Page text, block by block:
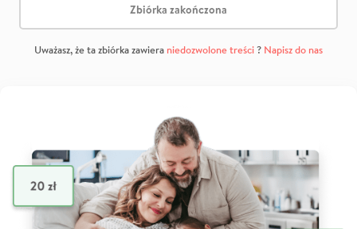
Zbiórka zakończona
Uważasz, że ta zbiórka zawiera niedozwolone treści? Napisz do nas